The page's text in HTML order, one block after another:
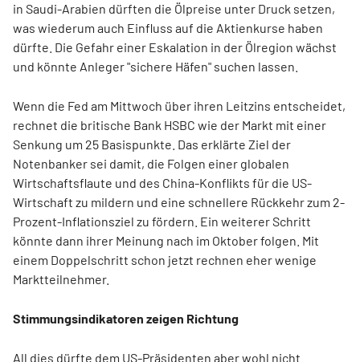
in Saudi-Arabien dürften die Ölpreise unter Druck setzen,
was wiederum auch Einfluss auf die Aktienkurse haben
dürfte. Die Gefahr einer Eskalation in der Ölregion wächst
und könnte Anleger "sichere Häfen" suchen lassen.
Wenn die Fed am Mittwoch über ihren Leitzins entscheidet,
rechnet die britische Bank HSBC wie der Markt mit einer
Senkung um 25 Basispunkte. Das erklärte Ziel der
Notenbanker sei damit, die Folgen einer globalen
Wirtschaftsflaute und des China-Konflikts für die US-
Wirtschaft zu mildern und eine schnellere Rückkehr zum 2-
Prozent-Inflationsziel zu fördern. Ein weiterer Schritt
könnte dann ihrer Meinung nach im Oktober folgen. Mit
einem Doppelschritt schon jetzt rechnen eher wenige
Marktteilnehmer.
Stimmungsindikatoren zeigen Richtung
All dies dürfte dem US-Präsidenten aber wohl nicht